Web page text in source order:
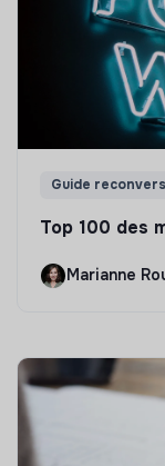
Guide
Top 100 des
Marianne